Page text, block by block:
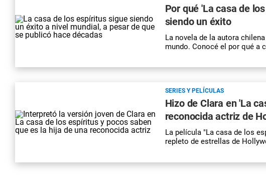
Por qué 'La casa de
siendo un éxito
La novela de la autora
mundo. Conocé el por qué a
SERIES Y PELÍCULAS
Hizo de Clara en 'La
reconocida actriz de
La película "La casa de los
repleto de estrellas de